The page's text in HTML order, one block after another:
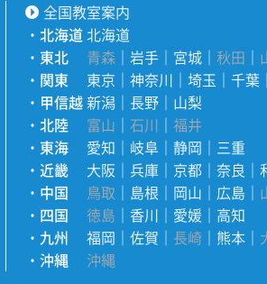
全国教室案内
・北海道 北海道
・ 東北 青森 ｜岩手 ｜ 宮城 ｜秋田 ｜
・ 関東 東京 ｜神奈川 ｜埼玉 ｜千葉
・ 甲信越新潟 ｜ 長野 ｜ 山梨
・北陸 富山 ｜石川 ｜福井
・ 東海 愛知 ｜ 岐阜 ｜静岡 ｜ 三重
・近畿 大阪 ｜ 兵庫 ｜ 京都 ｜奈良 ｜
・ 中国 鳥取 ｜ 島根 ｜ 岡山 ｜ 広島 ｜
・ 四国 徳島 ｜ 香川 ｜ 愛媛 ｜ 高知
・ 九州 福岡 ｜佐賀 ｜ 長崎 ｜ 熊本 ｜
・ 沖縄 沖縄